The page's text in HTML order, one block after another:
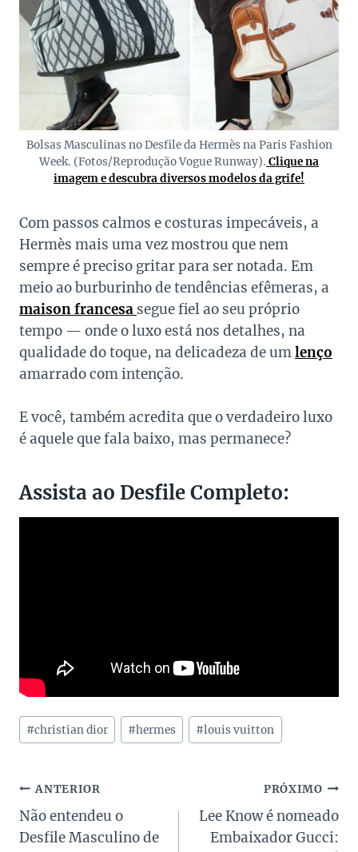
Bolsas Masculinas no Desfile da Hermès na Paris Fashion
Week. (Fotos/Reprodução Vogue Runway). Clique na
imagem e descubra diversos modelos da grife!
Com passos calmos e costuras impecáveis, a
Hermès mais uma vez mostrou que nem
sempre é preciso gritar para ser notada. Em
meio ao burburinho de tendências efêmeras, a
maison francesa segue fiel ao seu próprio
tempo — onde o luxo está nos detalhes, na
qualidade do toque, na delicadeza de umlenço
amarrado com intenção.
E você, também acredita que o verdadeiro luxo
é aquele que fala baixo, mas permanece?
Assista ao Desfile Completo:
Tags
do
#christian dior #hermes #louis vuitton
Navegação
de
ANTERIOR
Não entendeu o
Desfile Masculino de
PRÓXIMO
Lee Know é nomeado
Embaixador Gucci: